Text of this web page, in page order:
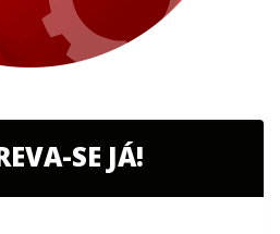
SE JÁ!